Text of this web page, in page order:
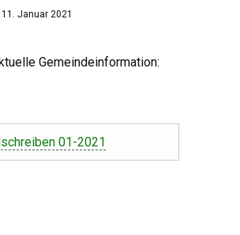
Januar 2021
Gemeindeinformation:
01-2021